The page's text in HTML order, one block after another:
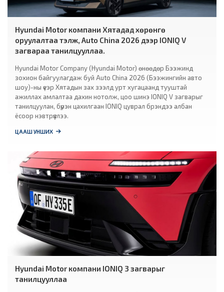
Hyundai Motor компани Хятадад хөрөнгө
оруулалтаа тэлж, Auto China 2026 дээр IONIQ V
загвараа танилцууллаа.
Hyundai Motor Company (Hyundai Motor) өнөөдөр Бээжинд
зохион байгуулагдаж буй Auto China 2026 (Бээжингийн авто
шоу)-ны үеэр Хятадын зах зээлд урт хугацаанд тууштай
ажиллах амлалтаа дахин нотолж, цоо шинэ IONIQ V загварыг
танилцуулан, бүрэн цахилгаан IONIQ цуврал брэндээ албан
ёсоор нэвтрүүллээ.
ЦААШ УНШИХ
Hyundai Motor компани IONIQ 3 загварыг
танилцууллаа